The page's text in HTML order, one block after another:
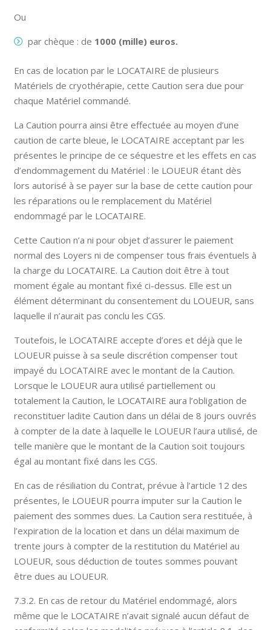
Ou
par chèque : de 1000 (mille) euros.
En cas de location par le LOCATAIRE de plusieurs
Matériels de cryothérapie, cette Caution sera due pour
chaque Matériel commandé.
La Caution pourra ainsi être effectuée au moyen d’une
caution de carte bleue, le LOCATAIRE acceptant par les
présentes le principe de ce séquestre et les effets en cas
d’endommagement du Matériel : le LOUEUR étant dès
lors autorisé à se payer sur la base de cette caution pour
les réparations ou le remplacement du Matériel
endommagé par le LOCATAIRE.
Cette Caution n’a ni pour objet d’assurer le paiement
normal des Loyers ni de compenser tous frais éventuels à
la charge du LOCATAIRE. La Caution doit être à tout
moment égale au montant fixé ci-dessus. Elle est un
élément déterminant du consentement du LOUEUR, sans
laquelle il n’aurait pas conclu les CGS.
Toutefois, le LOCATAIRE accepte d’ores et déjà que le
LOUEUR puisse à sa seule discrétion compenser tout
impayé du LOCATAIRE avec le montant de la Caution.
Lorsque le LOUEUR aura utilisé partiellement ou
totalement la Caution, le LOCATAIRE aura l’obligation de
reconstituer ladite Caution dans un délai de 8 jours ouvrés
à compter de la date à laquelle le LOUEUR l’aura utilisé, de
telle manière que le montant de la Caution soit toujours
égal au montant fixé dans les CGS.
En cas de résiliation du Contrat, prévue à l’article 12 des
présentes, le LOUEUR pourra imputer sur la Caution le
paiement des sommes dues. La Caution sera restituée, à
l’expiration de la location et dans un délai maximum de
trente jours à compter de la restitution du Matériel au
LOUEUR, sous déduction de toutes sommes pouvant
être dues au LOUEUR.
7.3.2. En cas de retour du Matériel endommagé, alors
même que le LOCATAIRE n’avait signalé aucun défaut de